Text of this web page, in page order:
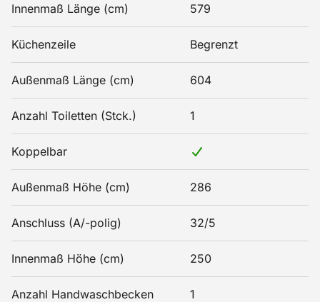
Innenmaß Länge (cm) 579
Küchenzeile Begrenzt
Außenmaß Länge (cm) 604
Anzahl Toiletten (Stck.) 1
Koppelbar
Außenmaß Höhe (cm) 286
Anschluss (A/-polig) 32/5
Innenmaß Höhe (cm) 250
Anzahl Handwaschbecken
1